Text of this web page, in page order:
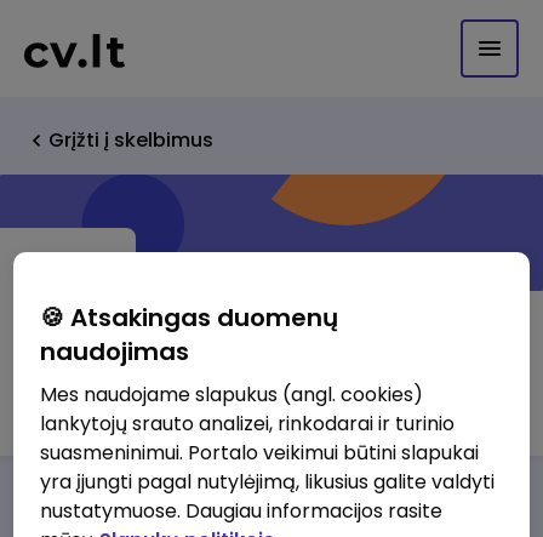
Grįžti į skelbimus
GoCrazy LT, MB
Darbo pasiūlymaiApie musPrivalumai
🍪 Atsakingas duomenų
naudojimas
Mes naudojame slapukus (angl. cookies)
lankytojų srauto analizei, rinkodarai ir turinio
suasmeninimui. Portalo veikimui būtini slapukai
yra įjungti pagal nutylėjimą, likusius galite valdyti
nustatymuose. Daugiau informacijos rasite